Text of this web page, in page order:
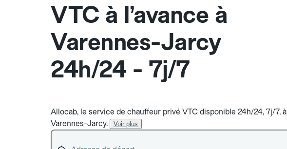
VTC à l’avance à
Varennes-Jarcy
24h/24 - 7j/7
Allocab, le service de chauffeur privé VTC disponible 24h/24, 7j/7, à
Varennes-Jarcy.
Voir plus